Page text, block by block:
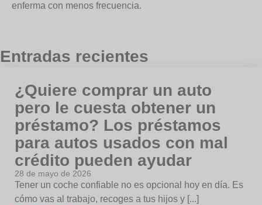
enferma con menos frecuencia.
Entradas recientes
¿Quiere comprar un auto
pero le cuesta obtener un
préstamo? Los préstamos
para autos usados con mal
crédito pueden ayudar
28 de mayo de 2026
Tener un coche confiable no es opcional hoy en día. Es
cómo vas al trabajo, recoges a tus hijos y [...]